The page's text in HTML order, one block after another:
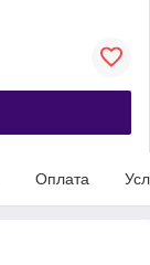
Оплата